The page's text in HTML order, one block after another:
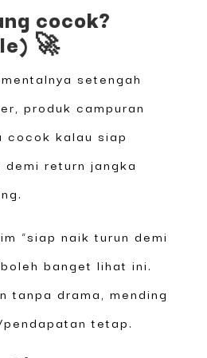
cocok?
🚀
setengah
produk campuran
cocok kalau siap
return jangka
“siap naik turun demi
banget lihat ini.
tanpa drama, mending
tetap.